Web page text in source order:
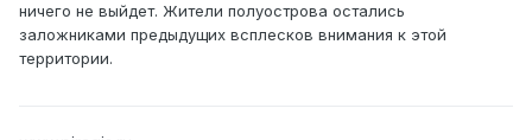
ничего не выйдет. Жители полуострова остались
заложниками предыдущих всплесков внимания к этой
территории.